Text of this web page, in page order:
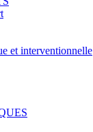
et interventionnelle